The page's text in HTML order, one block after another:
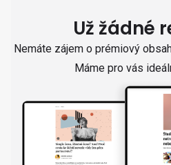
Už žádné
Nemáte zájem o prémiový
Máme pro vás